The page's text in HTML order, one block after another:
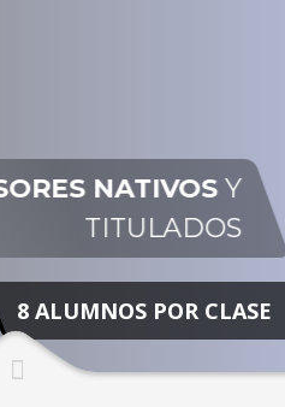
NATIVOSY
TITULADOS
8 ALUMNOS POR CLASE